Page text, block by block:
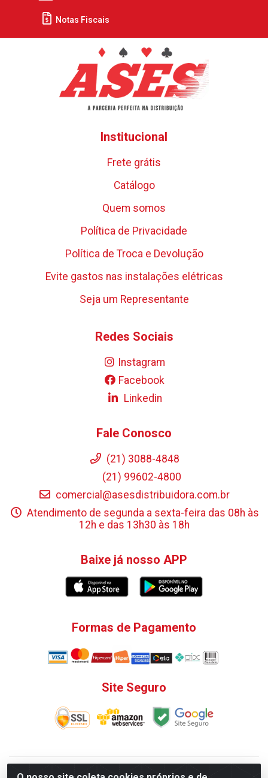
Notas Fiscais
Institucional
Frete grátis
Catálogo
Quem somos
Política de Privacidade
Política de Troca e Devolução
Evite gastos nas instalações elétricas
Seja um Representante
Redes Sociais
Instagram
Facebook
Linkedin
Fale Conosco
(21) 3088-4848
(21) 99602-4800
comercial@asesdistribuidora.com.br
Atendimento de segunda a sexta-feira das 08h às
12h e das 13h30 às 18h
Baixe já nosso APP
Formas de Pagamento
Site Seguro
V. C. Ferragens LTDA - Rua do Matoso, 132 - Praça da